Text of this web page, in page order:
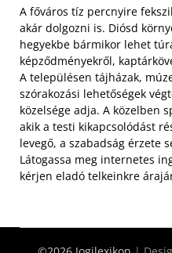
A főváros tíz percnyire
akár dolgozni is. Diósd
hegyekbe bármikor lehet
képződményekről,
A településen tájházak,
szórakozási lehetőségek
közelsége adja. A közelben
akik a testi kikapcsolódást
levegő, a szabadság érzete
Látogassa meg internetes
kérjen eladó telkeinkre